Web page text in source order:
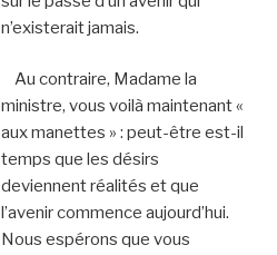
n’existerait jamais.
Au contraire, Madame la
ministre, vous voilà maintenant «
aux manettes » : peut-être est-il
temps que les désirs
deviennent réalités et que
l’avenir commence aujourd’hui.
Nous espérons que vous